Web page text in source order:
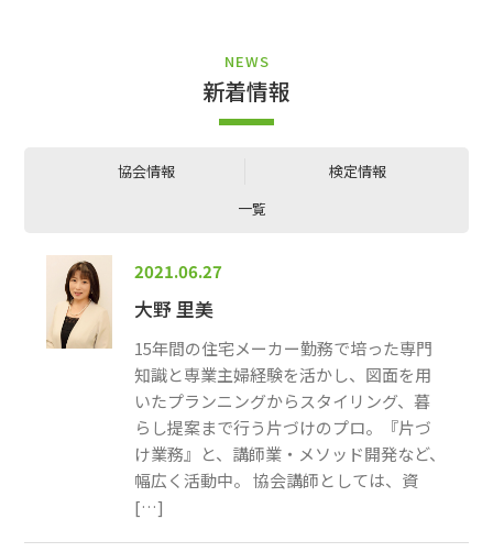
NEWS
新着情報
協会情報
検定情報
一覧
2021.06.27
大野 里美
15年間の住宅メーカー勤務で培った専門
知識と専業主婦経験を活かし、図面を用
いたプランニングからスタイリング、暮
らし提案まで行う片づけのプロ。『片づ
け業務』と、講師業・メソッド開発など、
幅広く活動中。 協会講師としては、資
[…]